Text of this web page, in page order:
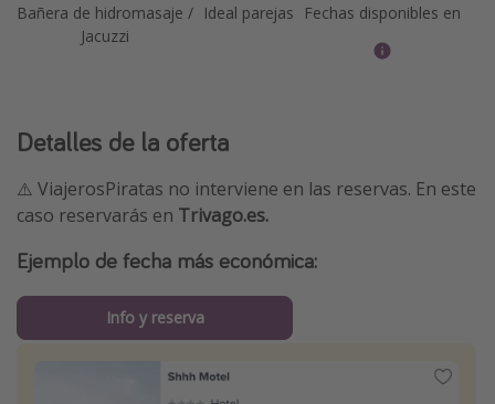
Bañera de hidromasaje /
Jacuzzi
Ideal parejas Fechas disponibles en
Detalles de la oferta
⚠️ ViajerosPiratas no interviene en las reservas. En este
caso reservarás en Trivago.es.
Ejemplo de fecha más económica:
Info y reserva